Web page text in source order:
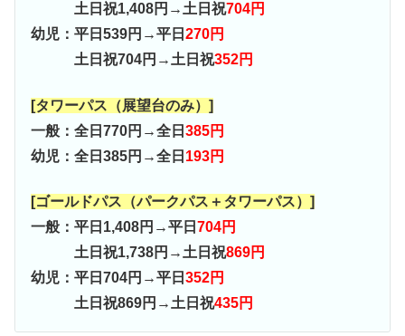
土日祝1,408円→土日祝704円
幼児：平日539円→平日 270円
土日祝704円→土日祝352円
[タワーパス（展望台のみ）]
一般：全日770円→全日 385円
幼児：全日385円→全日 193円
[ゴールドパス（パークパス＋タワーパス）]
一般：平日1,408円→平日 704円
土日祝1,738円→土日祝869円
幼児：平日704円→平日 352円
土日祝869円→土日祝435円